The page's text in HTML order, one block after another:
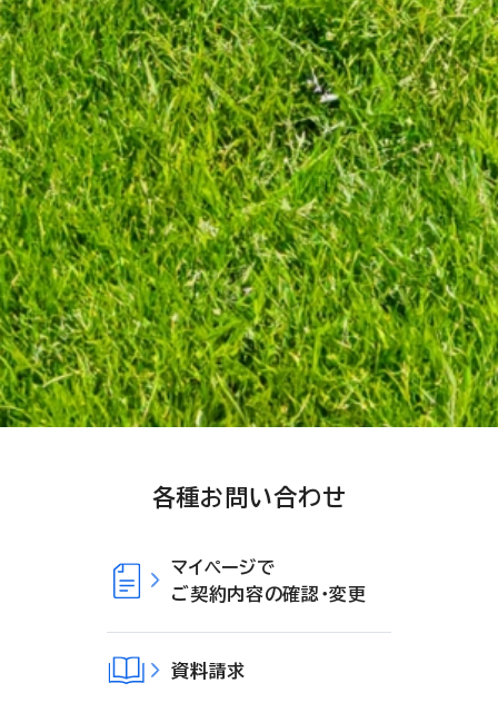
各種お問い合わせ
マイページで
ご契約内容の確認・変更
資料請求